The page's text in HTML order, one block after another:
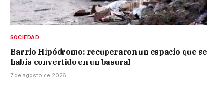
SOCIEDAD
Barrio Hipódromo: recuperaron un espacio que se
había convertido en un basural
7 de agosto de 2026